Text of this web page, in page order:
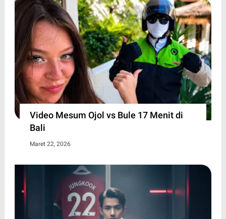
Video Mesum Ojol vs Bule 17 Menit di
Bali
Maret 22, 2026